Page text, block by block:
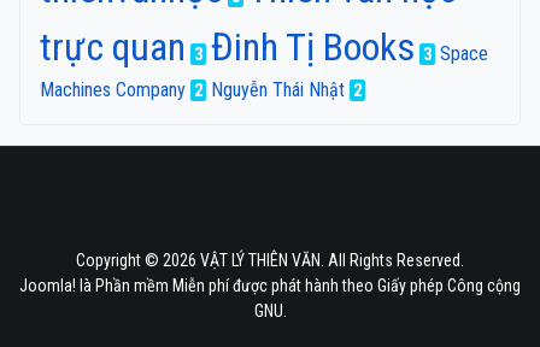
trực quan
3 Đinh Tị Books 3 Space
Machines Company 2 Nguyễn Thái Nhật 2
Copyright © 2026 VẬT LÝ THIÊN VĂN. All Rights Reserved.
Joomla! là Phần mềm Miễn phí được phát hành theo Giấy phép Công cộng
GNU.